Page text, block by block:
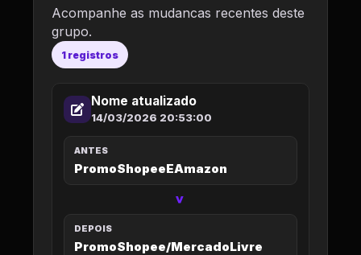
Acompanhe as mudancas recentes deste
grupo.
1 registros
Nome atualizado
14/03/2026 20:53:00
ANTES
PromoShopeeEAmazon
>
DEPOIS
PromoShopee/MercadoLivre